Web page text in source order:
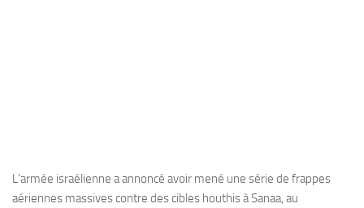
L’armée israélienne a annoncé avoir mené une série de frappes
aériennes massives contre des cibles houthis à Sanaa, au